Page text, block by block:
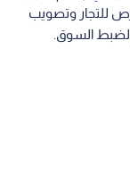
للتجار وتصويب
لضبط السوق.